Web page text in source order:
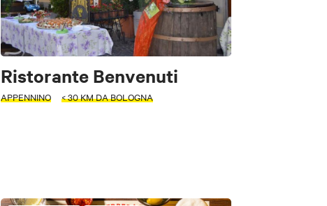
Ristorante Benvenuti
APPENNINO < 30 KM DA BOLOGNA